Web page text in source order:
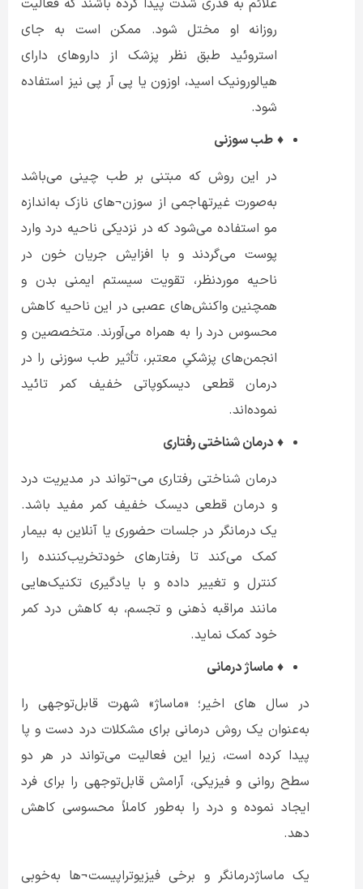
علائم به قدری شدت پیدا کرده باشند که فعالیت
روزانه او مختل شود. ممکن است به جای
استروئید طبق نظر پزشک از داروهای دارای
هیالورونیک اسید، اوزون یا پی آر پی نیز استفاده
شود.
♦ طب سوزنی
در این روش که مبتنی بر طب چینی می‌باشد
به‌صورت غیرتهاجمی از سوزن¬های نازک به‌اندازه
مو استفاده می‌شود که در نزدیکی ناحیه درد وارد
پوست می‌گردند و با افزایش جریان خون در
ناحیه موردنظر، تقویت سیستم ایمنی بدن و
همچنین واکنش‌های عصبی در این ناحیه کاهش
محسوس درد را به همراه می‌آورند. متخصصین و
انجمن‌های پزشکیِ معتبر، تأثیر طب سوزنی را در
درمان قطعی دیسکوپاتی خفیف کمر تائید
نموده‌اند.
♦ درمان شناختی رفتاری
درمان شناختی رفتاری می¬تواند در مدیریت درد
و درمان قطعی دیسک خفیف کمر مفید باشد.
یک درمانگر در جلسات حضوری یا آنلاین به بیمار
کمک می‌کند تا رفتارهای خودتخریب‌کننده را
کنترل و تغییر داده و با یادگیری تکنیک‌هایی
مانند مراقبه ذهنی و تجسم، به کاهش درد کمر
خود کمک نماید.
♦ ماساژ درمانی
در سال های اخیر؛ «ماساژ» شهرت قابل‌توجهی را
به‌عنوان یک روش درمانی برای مشکلات درد دست و پا
پیدا کرده است، زیرا این فعالیت می‌تواند در هر دو
سطح روانی و فیزیکی، آرامش قابل‌توجهی را برای فرد
ایجاد نموده و درد را به‌طور کاملاً محسوسی کاهش
دهد.
یک ماساژدرمانگر و برخی فیزیوتراپیست¬ها به‌خوبی